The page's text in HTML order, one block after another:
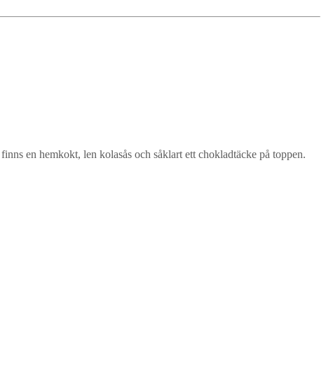
en hemkokt, len kolasås och såklart ett chokladtäcke på toppen.